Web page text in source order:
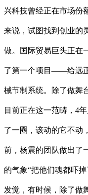
兴科技曾经正在市场份
来说，试图找到创业的
做。国际贸易巨头正在
了第一个项目——给远
械节制系统。除了做舞
目前正在这一范畴，4
了一圈，该动的它不动
前，杨震的团队做出了
的气象“把他们魂都吓
发觉，有时候，除了做